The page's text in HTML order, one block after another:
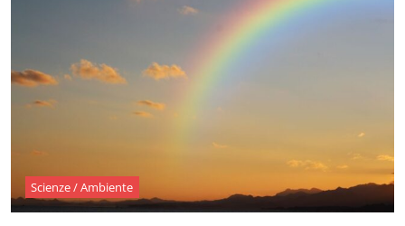
Scienze / Ambiente